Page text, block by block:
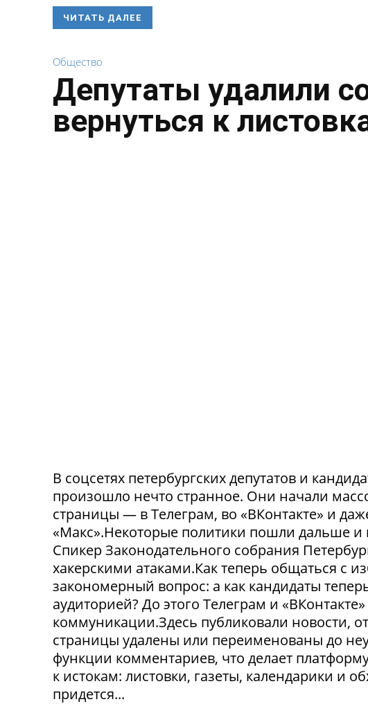
ЧИТАТЬ ДАЛЕЕ
Общество
Депутаты удалили
вернуться к
В соцсетях петербургских депутатов и
произошло нечто странное. Они начали
страницы — в Телеграм, во «ВКонтакте» и
«Макс».Некоторые политики пошли дальше и
Спикер Законодательного собрания
хакерскими атаками.Как теперь общаться с
закономерный вопрос: а как кандидаты
аудиторией? До этого Телеграм и
коммуникации.Здесь публиковали новости,
страницы удалены или переименованы до
функции комментариев, что делает
к истокам: листовки, газеты, календарики и
придется...